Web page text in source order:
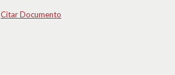
Citar Documento